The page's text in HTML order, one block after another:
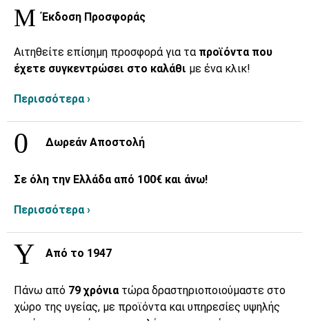
Έκδοση Προσφοράς
Αιτηθείτε επίσημη προσφορά για τα προϊόντα που
έχετε συγκεντρώσει στο καλάθι με ένα κλικ!
Περισσότερα ›
Δωρεάν Αποστολή
Σε όλη την Ελλάδα από 100€ και άνω!
Περισσότερα ›
Από το 1947
Πάνω από 79 χρόνια τώρα δραστηριοποιούμαστε στο
χώρο της υγείας, με προϊόντα και υπηρεσίες υψηλής